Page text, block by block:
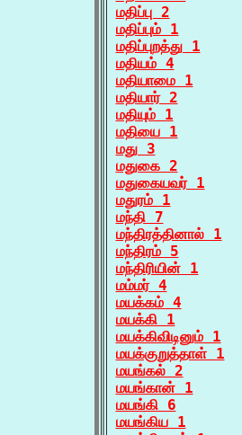
மதிப்பு 2
மதிப்பும் 1
மதிப்புறத்து 1
மதியம் 4
மதியாமை 1
மதியார் 2
மதியும் 1
மதியை 1
மது 3
மதுகை 2
மதுகையவர் 1
மதுரம் 1
மந்தி 7
மந்திரத்தினால் 1
மந்திரம் 5
மந்திரியின் 1
மம்மர் 4
மயக்கம் 4
மயக்கி 1
மயக்கிவிடினும் 1
மயக்குறுத்தாள் 1
மயங்கல் 2
மயங்கான் 1
மயங்கி 6
மயங்கிய 1